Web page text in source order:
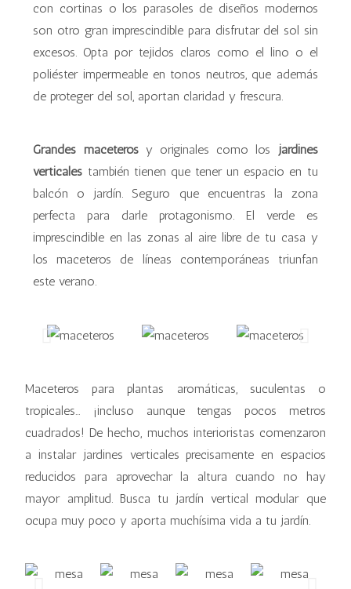
con cortinas o los parasoles de diseños modernos
son otro gran imprescindible para disfrutar del sol sin
excesos. Opta por tejidos claros como el lino o el
poliéster impermeable en tonos neutros, que además
de proteger del sol, aportan claridad y frescura.
Grandes maceterosy originales como los jardines
verticales también tienen que tener un espacio en tu
balcón o jardín. Seguro que encuentras la zona
perfecta para darle protagonismo. El verde es
imprescindible en las zonas al aire libre de tu casa y
los maceteros de líneas contemporáneas triunfan
este verano.
Maceteros para plantas aromáticas, suculentas o
tropicales… ¡incluso aunque tengas pocos metros
cuadrados! De hecho, muchos interioristas comenzaron
a instalar jardines verticales precisamente en espacios
reducidos para aprovechar la altura cuando no hay
mayor amplitud. Busca tu jardín vertical modular que
ocupa muy poco y aporta muchísima vida a tu jardín.